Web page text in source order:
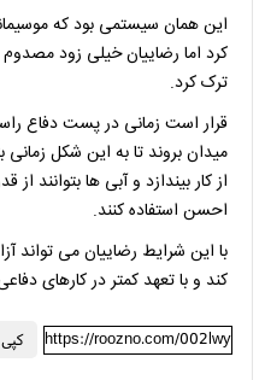
این همان سیستمی بود که
ترک کرد.
قرار است زمانی در پست دفاع
میدان بروند تا به این شکل
از کار بیندازد و آبی ها بتوانند
احسن استفاده کنند.
با این شرایط رضاییان می تواند
کند و با تعهد کمتر در کارهای
https://roozno.com/002lwy